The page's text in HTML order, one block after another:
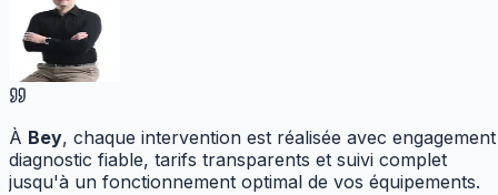
À Bey, chaque intervention est réalisée avec
diagnostic fiable, tarifs transparents et suivi complet
jusqu'à un fonctionnement optimal de vos équipements.